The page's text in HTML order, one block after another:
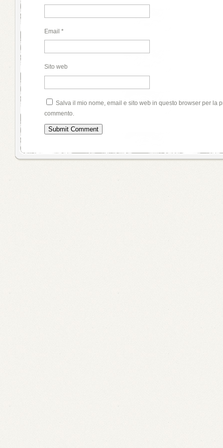
Email *
Sito web
Salva il mio nome, email e sito web in questo browser per la
commento.